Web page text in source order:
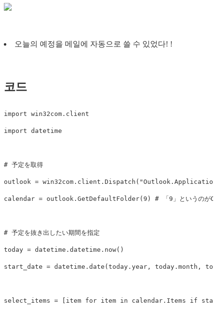
오늘의 예정을 메일에 자동으로 쓸 수 있었다! !
코드
import win32com.client
import datetime
outlook = win32com . client . Dispatch (
calendar = outlook . GetDefaultFolder( 9 )
today = datetime . datetime . now()
start_date = datetime . date ( today . year , today . month ,
select_items = item for item in calendar . Items if